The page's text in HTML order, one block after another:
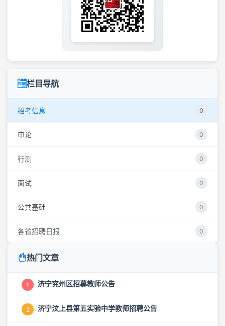
栏目导航
招考信息 0
申论 0
行测 0
面试 0
公共基础 0
各省招聘日报 0
热门文章
1 济宁兖州区招募教师公告
2 济宁汶上县第五实验中学教师招聘公告